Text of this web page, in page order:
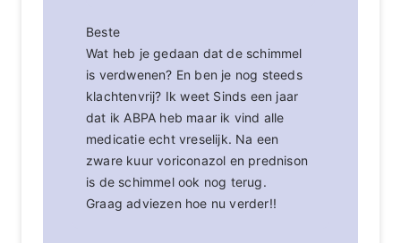
Beste
Wat heb je gedaan dat de schimmel
is verdwenen? En ben je nog steeds
klachtenvrij? Ik weet Sinds een jaar
dat ik ABPA heb maar ik vind alle
medicatie echt vreselijk. Na een
zware kuur voriconazol en prednison
is de schimmel ook nog terug.
Graag adviezen hoe nu verder!!